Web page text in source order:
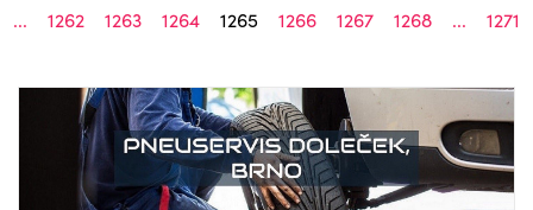
... 1262 1263 1264 1265 1266 1267 1268 ... 1271